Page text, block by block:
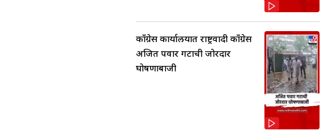
काँग्रेस कार्यालयात राष्ट्रवादी काँग्रेस
अजित पवार गटाची जोरदार
घोषणाबाजी